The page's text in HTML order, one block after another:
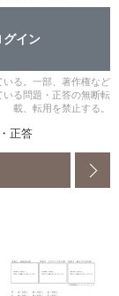
グイン
る。一部、著作権など
る問題・正答の無断転
載、転用を禁止する。
正答